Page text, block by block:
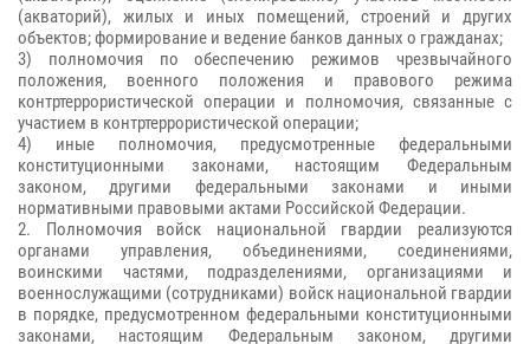
(акваторий), жилых и иных помещений, строений и других
объектов; формирование и ведение банков данных о гражданах;
3) полномочия по обеспечению режимов чрезвычайного
положения, военного положения и правового режима
контртеррористической операции и полномочия, связанные с
участием в контртеррористической операции;
4) иные полномочия, предусмотренные федеральными
конституционными законами, настоящим Федеральным
законом, другими федеральными законами и иными
нормативными правовыми актами Российской Федерации.
2. Полномочия войск национальной гвардии реализуются
органами управления, объединениями, соединениями,
воинскими частями, подразделениями, организациями и
военнослужащими (сотрудниками) войск национальной гвардии
в порядке, предусмотренном федеральными конституционными
законами, настоящим Федеральным законом, другими